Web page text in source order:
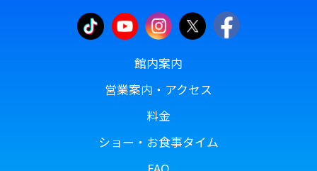
館内案内
営業案内・アクセス
料金
ショー・お食事タイム